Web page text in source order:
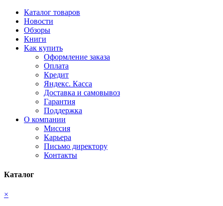
Каталог товаров
Новости
Обзоры
Книги
Как купить
Оформление заказа
Оплата
Кредит
Яндекс. Касса
Доставка и самовывоз
Гарантия
Поддержка
О компании
Миссия
Карьера
Письмо директору
Контакты
Каталог
×